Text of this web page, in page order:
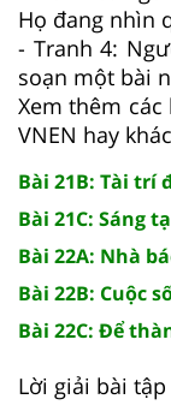
Họ đang nhìn
- Tranh 4:
soạn một bài
Xem thêm
VNEN hay
Bài 21B: Tài trí
Bài 21C: Sáng
Bài 22A: Nhà
Bài 22B: Cuộc
Bài 22C: Để
Lời giải bài